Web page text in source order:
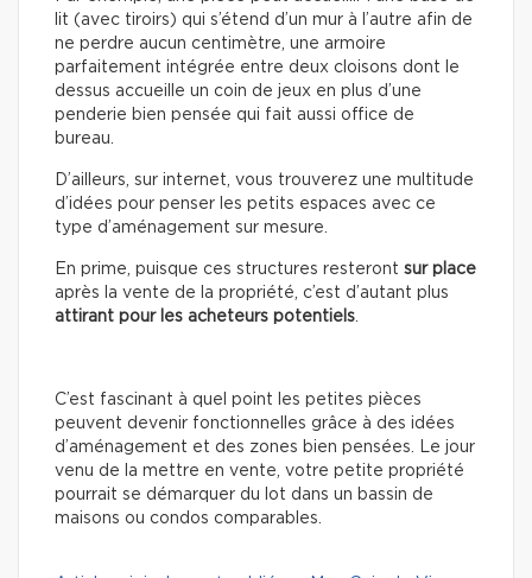
lit (avec tiroirs) qui s’étend d’un mur à l’autre afin de
ne perdre aucun centimètre, une armoire
parfaitement intégrée entre deux cloisons dont le
dessus accueille un coin de jeux en plus d’une
penderie bien pensée qui fait aussi office de
bureau.
D’ailleurs, sur internet, vous trouverez une multitude
d’idées pour penser les petits espaces avec ce
type d’aménagement sur mesure.
En prime, puisque ces structures resteront sur place
après la vente de la propriété, c’est d’autant plus
attirant pour les acheteurs potentiels.
C’est fascinant à quel point les petites pièces
peuvent devenir fonctionnelles grâce à des idées
d’aménagement et des zones bien pensées. Le jour
venu de la mettre en vente, votre petite propriété
pourrait se démarquer du lot dans un bassin de
maisons ou condos comparables.